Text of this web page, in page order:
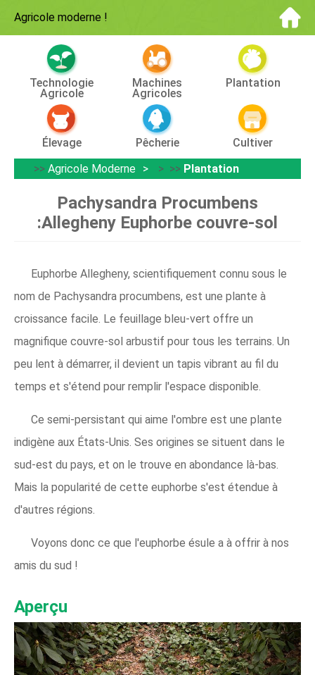
Agricole moderne !
Technologie
Agricole
Machines
Agricoles
Plantation
Élevage Pêcherie
Cultiver
>> Agricole Moderne > >> Plantation
Pachysandra Procumbens
:Allegheny Euphorbe couvre-sol
Euphorbe Allegheny, scientifiquement connu sous le
nom de Pachysandra procumbens, est une plante à
croissance facile. Le feuillage bleu-vert offre un
magnifique couvre-sol arbustif pour tous les terrains. Un
peu lent à démarrer, il devient un tapis vibrant au fil du
temps et s'étend pour remplir l'espace disponible.
Ce semi-persistant qui aime l'ombre est une plante
indigène aux États-Unis. Ses origines se situent dans le
sud-est du pays, et on le trouve en abondance là-bas.
Mais la popularité de cette euphorbe s'est étendue à
d'autres régions.
Voyons donc ce que l'euphorbe ésule a à offrir à nos
amis du sud !
Aperçu